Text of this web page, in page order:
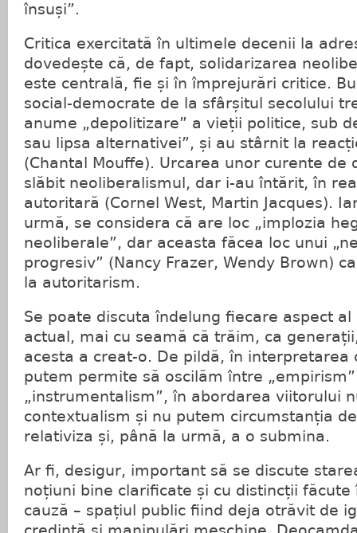
însuși”.
Critica exercitată în ultimele decenii la
dovedește că, de fapt, solidarizarea
este centrală, fie și în împrejurări critice.
social-democrate de la sfârșitul secolului
anume „depolitizare” a vieții politice, sub
sau lipsa alternativei”, și au stârnit la
(Chantal Mouffe). Urcarea unor curente de
slăbit neoliberalismul, dar i-au întărit, în
autoritară (Cornel West, Martin Jacques).
urmă, se considera că are loc „implozia
neoliberale”, dar aceasta făcea loc unui
progresiv” (Nancy Frazer, Wendy Brown)
la autoritarism.
Se poate discuta îndelung fiecare aspect
actual, mai cu seamă că trăim, ca
acesta a creat-o. De pildă, în interpretarea
putem permite să oscilăm între
„instrumentalism”, în abordarea viitorului
contextualism și nu putem circumstanția
relativiza și, până la urmă, a o submina.
Ar fi, desigur, important să se discute
noțiuni bine clarificate și cu distincții făcute
cauză – spațiul public fiind deja otrăvit de